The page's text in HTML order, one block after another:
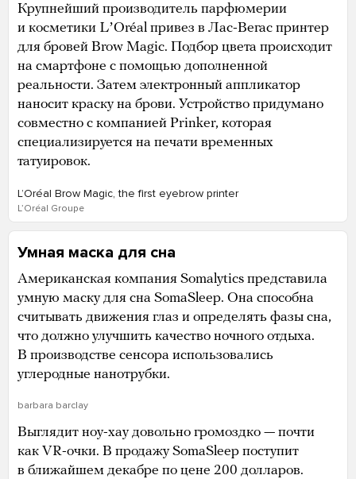
Крупнейший производитель парфюмерии
и косметики LʼOréal привез в Лас-Вегас принтер
для бровей Brow Magic. Подбор цвета происходит
на смартфоне с помощью дополненной
реальности. Затем электронный аппликатор
наносит краску на брови. Устройство придумано
совместно с компанией Prinker, которая
специализируется на печати временных
татуировок.
LʼOréal Brow Magic, the first eyebrow printer
LʼOréal Groupe
Умная маска для сна
Американская компания Somalytics представила
умную маску для сна SomaSleep. Она способна
считывать движения глаз и определять фазы сна,
что должно улучшить качество ночного отдыха.
В производстве сенсора использовались
углеродные нанотрубки.
barbara barclay
Выглядит ноу-хау довольно громоздко — почти
как VR-очки. В продажу SomaSleep поступит
в ближайшем декабре по цене 200 долларов.